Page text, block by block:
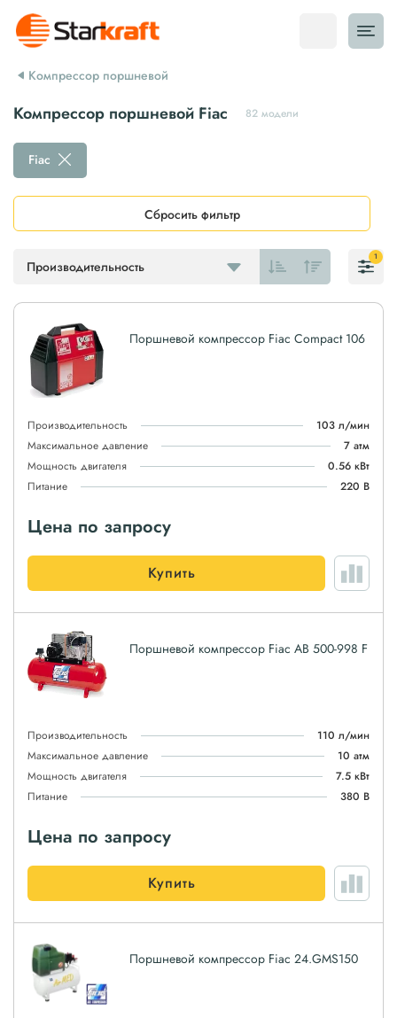
Компрессор поршневой
Компрессор поршневой Fiac 82 модели
Производительность
Fiac
Сбросить фильтр
1
Поршневой компрессор Fiac Compact 106
Производительность
103 л/мин
Максимальное давление
7 атм
Мощность двигателя
0.56 кВт
Питание
220 В
Цена по запросу
Купить
Поршневой компрессор Fiac AB 500-998 F
Производительность
110 л/мин
Максимальное давление
10 атм
Мощность двигателя
7.5 кВт
Питание
380 В
Цена по запросу
Купить
Поршневой компрессор Fiac 24.GMS150